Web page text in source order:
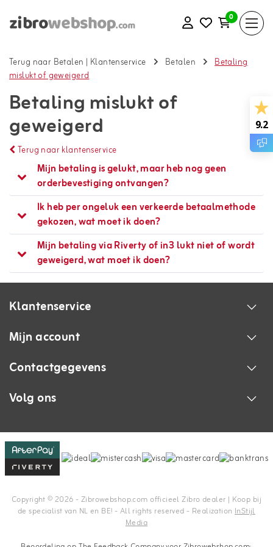
0
Terug naar Betalen | Klantenservice Betalen
Betaling
mislukt of geweigerd
Betaling mislukt of
geweigerd
Terug naar klantenservice
Mijn betaling is gelukt, maar heb nog geen
orderbevestiging ontvangen?
Ik heb per ongeluk een verkeerde betaalmethode
gekozen, wat moet ik doen?
Mijn betaling via Riverty of in3 lukt niet of wordt
geweigerd, wat moet ik doen?
Klantenservice
Mijn account
Contactgegevens
Volg ons
Copyright © 2026 - Zibrowebshop.com officieel Zibro dealer | Koop bij
de specialist van NL en BE! - All rights reserved - Realization InStijl
Media
9.2